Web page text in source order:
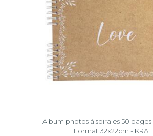
Album photos à spirales 50
Format 32x22cm -